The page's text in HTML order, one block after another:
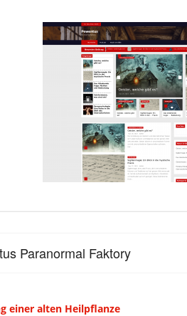
Paranormal Faktory
einer alten Heilpflanze